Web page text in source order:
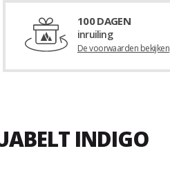
100 DAGEN
inruiling
De voorwaarden bekijken
INDIGO